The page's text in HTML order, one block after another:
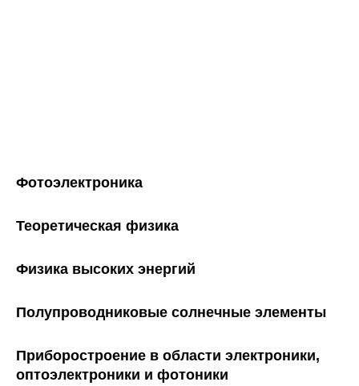
Фотоэлектроника
Теоретическая физика
Физика высоких энергий
Полупроводниковые солнечные элементы
Приборостроение в области электроники,
оптоэлектроники и фотоники